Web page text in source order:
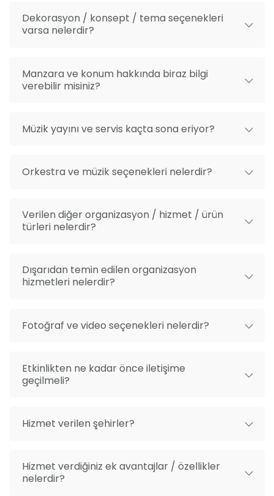
Dekorasyon / konsept / tema seçenekleri
varsa nelerdir?
Manzara ve konum hakkında biraz bilgi
verebilir misiniz?
Müzik yayını ve servis kaçta sona eriyor?
Orkestra ve müzik seçenekleri nelerdir?
Verilen diğer organizasyon / hizmet / ürün
türleri nelerdir?
Dışarıdan temin edilen organizasyon
hizmetleri nelerdir?
Fotoğraf ve video seçenekleri nelerdir?
Etkinlikten ne kadar önce iletişime
geçilmeli?
Hizmet verilen şehirler?
Hizmet verdiğiniz ek avantajlar / özellikler
nelerdir?